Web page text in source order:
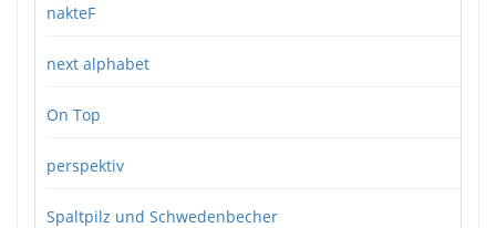
nakteF
next alphabet
On Top
perspektiv
Spaltpilz und Schwedenbecher